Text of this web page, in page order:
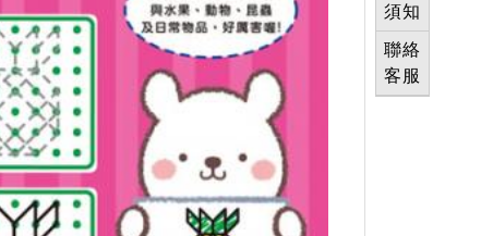
須知
聯絡
客服